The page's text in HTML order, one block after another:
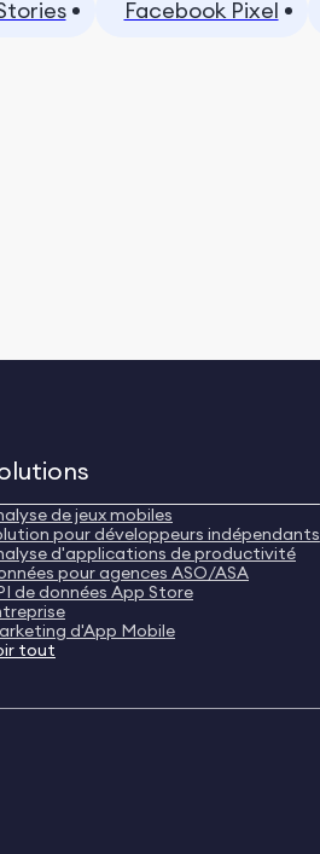
Facebook Pixel
de jeux mobiles
pour développeurs indépendants
d'applications de productivité
pour agences ASO/ASA
de données App Store
d'App Mobile
tout